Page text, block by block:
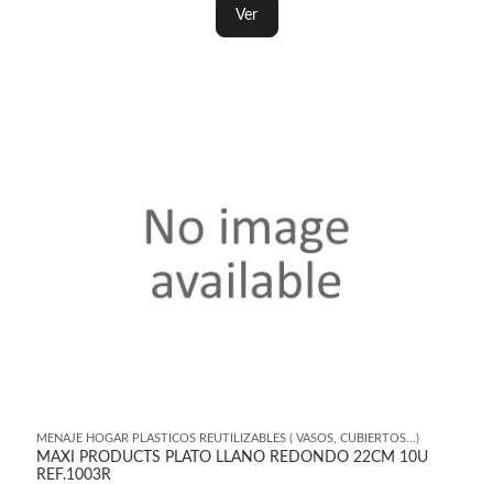
Ver
MENAJE HOGAR PLASTICOS REUTILIZABLES ( VASOS, CUBIERTOS...)
MAXI PRODUCTS PLATO LLANO REDONDO 22CM 10U
REF.1003R